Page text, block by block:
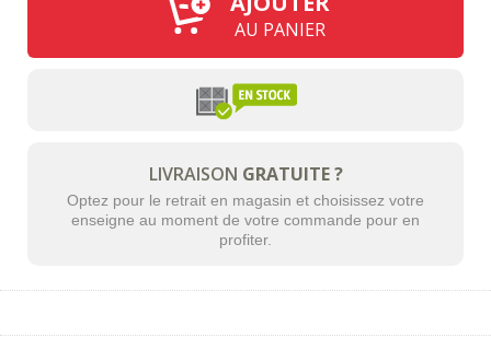
AU PANIER
LIVRAISON GRATUITE ?
Optez pour le retrait en magasin et choisissez votre
enseigne au moment de votre commande pour en
profiter.